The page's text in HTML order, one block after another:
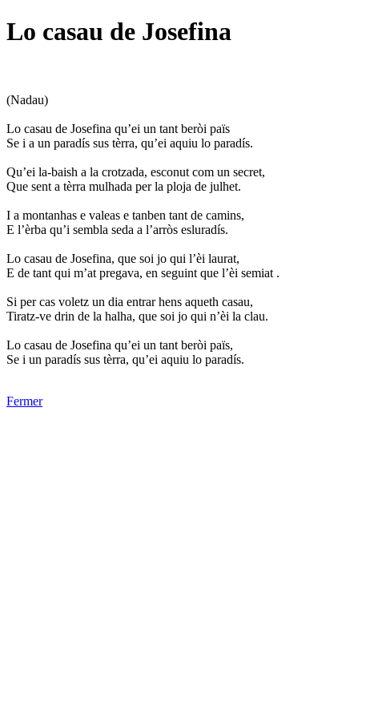
Lo casau de Josefina
(Nadau)
Lo casau de Josefina qu’ei un tant beròi païs
Se i a un paradís sus tèrra, qu’ei aquiu lo paradís.
Qu’ei la-baish a la crotzada, esconut com un secret,
Que sent a tèrra mulhada per la ploja de julhet.
I a montanhas e valeas e tanben tant de camins,
E l’èrba qu’i sembla seda a l’arròs esluradís.
Lo casau de Josefina, que soi jo qui l’èi laurat,
E de tant qui m’at pregava, en seguint que l’èi semiat .
Si per cas voletz un dia entrar hens aqueth casau,
Tiratz-ve drin de la halha, que soi jo qui n’èi la clau.
Lo casau de Josefina qu’ei un tant beròi païs,
Se i un paradís sus tèrra, qu’ei aquiu lo paradís.
Fermer